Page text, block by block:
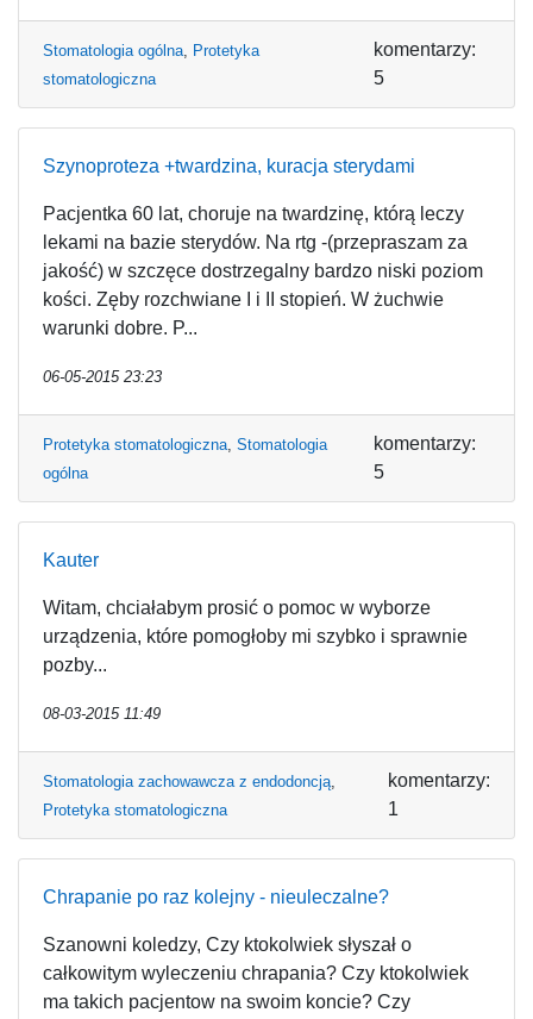
Stomatologia ogólna, Protetyka
stomatologiczna
komentarzy:
5
Szynoproteza +twardzina, kuracja sterydami
Pacjentka 60 lat, choruje na twardzinę, którą leczy
lekami na bazie sterydów. Na rtg -(przepraszam za
jakość) w szczęce dostrzegalny bardzo niski poziom
kości. Zęby rozchwiane I i II stopień. W żuchwie
warunki dobre. P...
06-05-2015 23:23
Protetyka stomatologiczna, Stomatologia
ogólna
komentarzy:
5
Kauter
Witam, chciałabym prosić o pomoc w wyborze
urządzenia, które pomogłoby mi szybko i sprawnie
pozby...
08-03-2015 11:49
Stomatologia zachowawcza z endodoncją,
Protetyka stomatologiczna
komentarzy:
1
Chrapanie po raz kolejny - nieuleczalne?
Szanowni koledzy, Czy ktokolwiek słyszał o
całkowitym wyleczeniu chrapania? Czy ktokolwiek
ma takich pacjentow na swoim koncie? Czy